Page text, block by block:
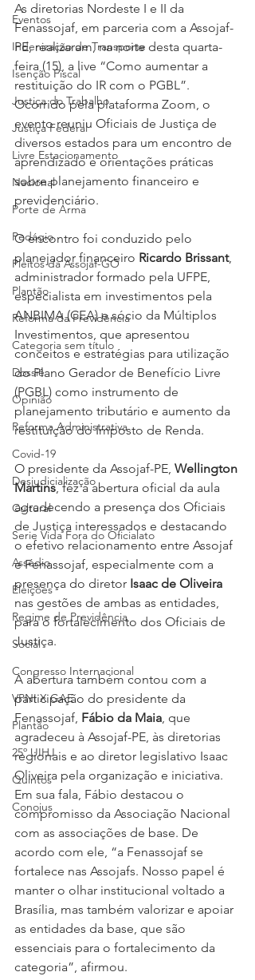
Eventos
Indenização de Transporte
Isenção Fiscal
Justiça do Trabalho
Justiça Federal
Livre Estacionamento
Nacional
Porte de Arma
Pedágio
Pleitos da Assojaf-GO
Plantão
Reforma da Previdência
Categoria sem título
Dossiê
Opinião
Reforma Administrativa
Covid-19
Desjudicialização
Cultural
Serie Vida Fora do Oficialato
Assédio
Eleições
Regime de Previdência
Social
Congresso Internacional
VPNI X GAE
Plantão
25º UIHJ
Quintos
Conojus
As diretorias Nordeste I e II da
Fenassojaf, em parceria com a Assojaf-
PE, realizaram, na noite desta quarta-
feira (15), a live “Como aumentar a
restituição do IR com o PGBL”.
Ocorrido pela plataforma Zoom, o
evento reuniu Oficiais de Justiça de
diversos estados para um encontro de
aprendizado e orientações práticas
sobre planejamento financeiro e
previdenciário.
O encontro foi conduzido pelo
planejador financeiro Ricardo Brissant,
administrador formado pela UFPE,
especialista em investimentos pela
ANBIMA (CEA) e sócio da Múltiplos
Investimentos, que apresentou
conceitos e estratégias para utilização
do Plano Gerador de Benefício Livre
(PGBL) como instrumento de
planejamento tributário e aumento da
restituição do Imposto de Renda.
O presidente da Assojaf-PE, Wellington
Martins, fez a abertura oficial da aula
agradecendo a presença dos Oficiais
de Justiça interessados e destacando
o efetivo relacionamento entre Assojaf
e Fenassojaf, especialmente com a
presença do diretor Isaac de Oliveira
nas gestões de ambas as entidades,
para o fortalecimento dos Oficiais de
Justiça.
A abertura também contou com a
participação do presidente da
Fenassojaf, Fábio da Maia, que
agradeceu à Assojaf-PE, às diretorias
regionais e ao diretor legislativo Isaac
Oliveira pela organização e iniciativa.
Em sua fala, Fábio destacou o
compromisso da Associação Nacional
com as associações de base. De
acordo com ele, “a Fenassojaf se
fortalece nas Assojafs. Nosso papel é
manter o olhar institucional voltado a
Brasília, mas também valorizar e apoiar
as entidades da base, que são
essenciais para o fortalecimento da
categoria”, afirmou.